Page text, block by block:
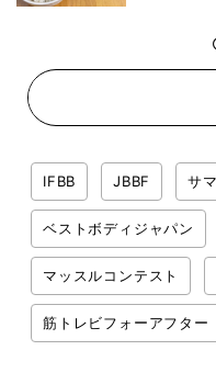
IFBB JBBF サ
ベストボディジャパン
マッスルコンテスト
筋トレビフォーアフター